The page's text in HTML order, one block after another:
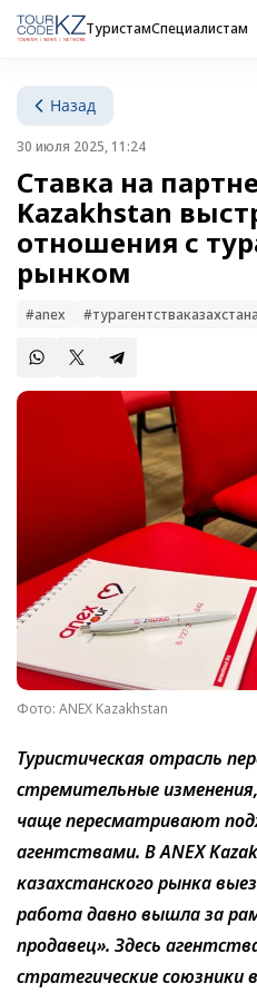
ТуристамСпециалистам
Назад
30 июля 2025, 11:24
Ставка на
Kazakhstan
отношения с
рынком
#anex #турагентстваказахстана
Фото: ANEX Kazakhstan
Туристическая отрасль
стремительные
чаще пересматривают
агентствами. В ANEX
казахстанского рынка
работа давно вышла за
продавец». Здесь
стратегические союзники